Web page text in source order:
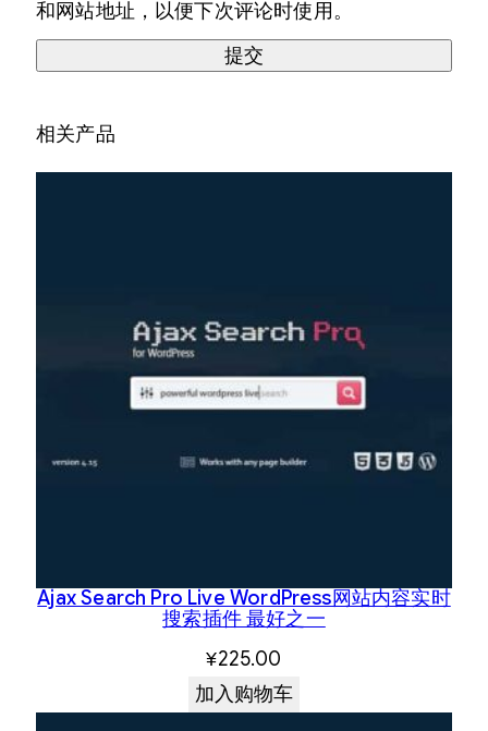
和网站地址，以便下次评论时使用。
相关产品
Ajax Search Pro Live WordPress网站内容实时
搜索插件 最好之一
¥225.00
加入购物车